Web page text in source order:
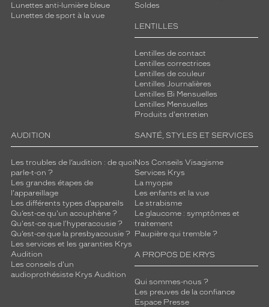
Lunettes anti-lumière bleue
Lunettes de sport à la vue
Soldes
LENTILLES
Lentilles de contact
Lentilles correctrices
Lentilles de couleur
Lentilles Journalières
Lentilles Bi Mensuelles
Lentilles Mensuelles
Produits d'entretien
AUDITION
Les troubles de l’audition : de quoi
parle-t-on ?
Les grandes étapes de
l'appareillage
Les différents types d’appareils
Qu’est-ce qu'un acouphène ?
Qu'est-ce que l'hyperacousie ?
Qu’est-ce que la presbyacousie ?
Les services et les garanties Krys
Audition
Les conseils d'un
audioprothésiste Krys Audition
SANTÉ, STYLES ET SERVICES
Nos Conseils Visagisme
Services Krys
La myopie
Les enfants et la vue
Le strabisme
Le glaucome : symptômes et
traitement
Paupière qui tremble ?
A PROPOS DE KRYS
Qui sommes-nous ?
Les preuves de la confiance
Espace Presse